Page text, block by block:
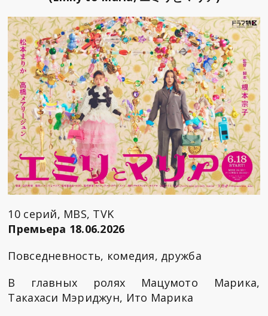
10 серий, MBS, TVK
Премьера 18.06.2026
Повседневность, комедия, дружба
В главных ролях Мацумото Марика,
Такахаси Мэриджун, Ито Марика